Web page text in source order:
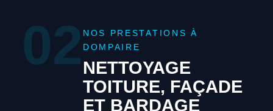
02 NOS PRESTATIONS À
DOMPAIRE
NETTOYAGE
TOITURE, FAÇADE
ET BARDAGE